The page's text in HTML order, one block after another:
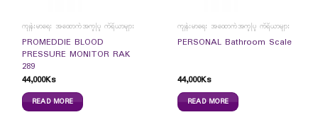
ကျန်းမာရေး အထောက်အကူပြု ကိရိယာများ
PROMEDDIE BLOOD
PRESSURE MONITOR RAK
289
44,000Ks
READ MORE
ကျန်းမာရေး အထောက်အကူပြု ကိရိယာများ
PERSONAL Bathroom Scale
44,000Ks
READ MORE